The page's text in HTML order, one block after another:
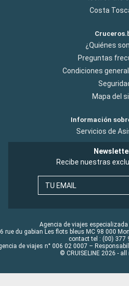
Costa
¿Quiénes
Preguntas
Condiciones
Mapa del
Información
Servicios de
Recibe nuestras
TU EMAIL
Agencia de viajes especializada
rue du gabian Les flots bleus MC 98 000
contact tel : (00) 377
de viajes n° 006 02 0007 –
© CRUISELINE 2026 -